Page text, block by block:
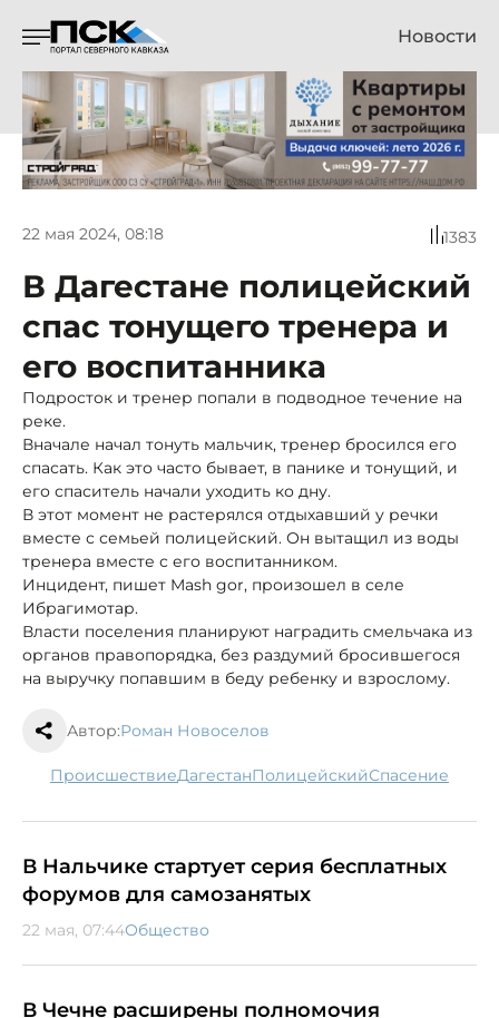
Новости
22 мая 2024, 08:18 1383
В Дагестане полицейский
спас тонущего тренера и
его воспитанника
Подросток и тренер попали в подводное течение на
реке.
Вначале начал тонуть мальчик, тренер бросился его
спасать. Как это часто бывает, в панике и тонущий, и
его спаситель начали уходить ко дну.
В этот момент не растерялся отдыхавший у речки
вместе с семьей полицейский. Он вытащил из воды
тренера вместе с его воспитанником.
Инцидент, пишет Mash gor, произошел в селе
Ибрагимотар.
Власти поселения планируют наградить смельчака из
органов правопорядка, без раздумий бросившегося
на выручку попавшим в беду ребенку и взрослому.
Автор:Роман Новоселов
происшествие Дагестан полицейский спасение
В Нальчике стартует серия бесплатных
форумов для самозанятых
22 мая, 07:44Общество
В Чечне расширены полномочия